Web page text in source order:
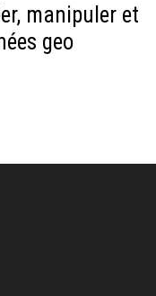
manipuler et
geo